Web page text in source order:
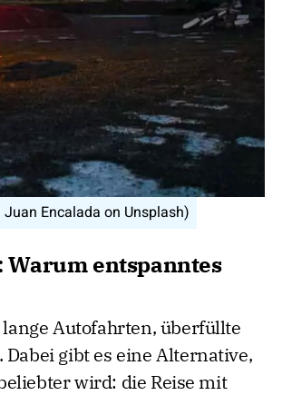
Encalada on Unsplash)
Warum entspanntes
Autofahrten, überfüllte
gibt es eine Alternative,
wird: die Reise mit